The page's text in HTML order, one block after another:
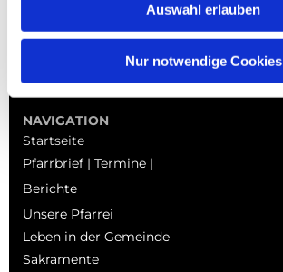
Auswahl erlauben
Nur notwendige Cookies
NAVIGATION
Startseite
Pfarrbrief | Termine |
Berichte
Unsere Pfarrei
Leben in der Gemeinde
Sakramente